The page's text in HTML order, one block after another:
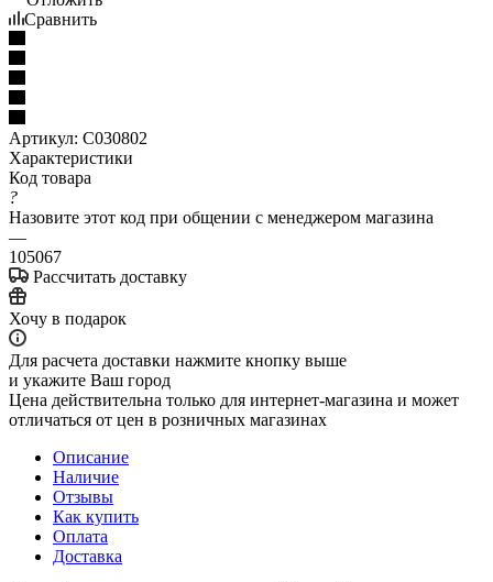
Сравнить
Артикул: С030802
Характеристики
Код товара
?
Назовите этот код при общении с менеджером магазина
—
105067
Рассчитать доставку
Хочу в подарок
Для расчета доставки нажмите кнопку выше
и укажите Ваш город
Цена действительна только для интернет-магазина и может
отличаться от цен в розничных магазинах
Описание
Наличие
Отзывы
Как купить
Оплата
Доставка